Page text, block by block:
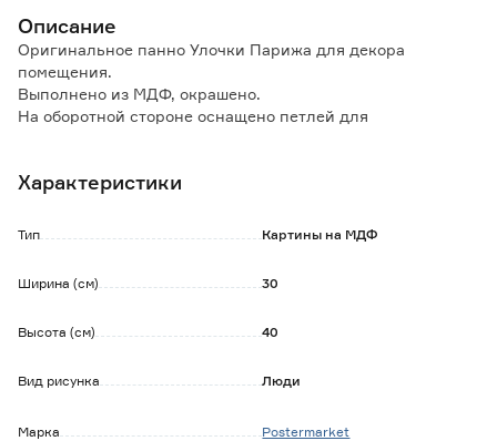
Описание
Оригинальное панно Улочки Парижа для декора
помещения.
Выполнено из МДФ, окрашено.
На оборотной стороне оснащено петлей для
Характеристики
Тип Картины на МДФ
Ширина (см) 30
Высота (см) 40
Вид рисунка Люди
Марка Postermarket